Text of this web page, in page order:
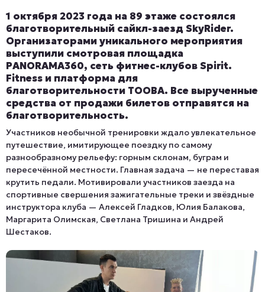
1 октября 2023 года на 89 этаже состоялся
благотворительный сайкл-заезд SkyRider.
Организаторами уникального мероприятия
выступили смотровая площадка
PANORAMA360, сеть фитнес-клубов Spirit.
Fitness и платформа для
благотворительности TOOBA. Все вырученные
средства от продажи билетов отправятся на
благотворительность.
Участников необычной тренировки ждало увлекательное
путешествие, имитирующее поездку по самому
разнообразному рельефу: горным склонам, буграм и
пересечённой местности. Главная задача — не переставая
крутить педали. Мотивировали участников заезда на
спортивные свершения зажигательные треки и звёздные
инструктора клуба — Алексей Гладков, Юлия Балакова,
Маргарита Олимская, Светлана Тришина и Андрей
Шестаков.